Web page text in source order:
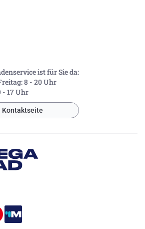
ist für Sie da:
8 - 20 Uhr
- 17 Uhr
Kontaktseite